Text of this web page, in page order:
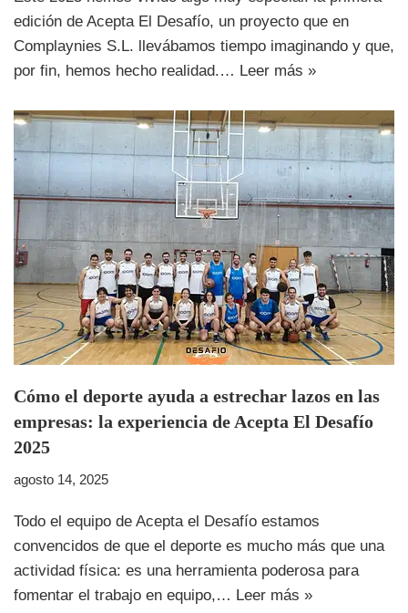
edición de Acepta El Desafío, un proyecto que en
Complaynies S.L. llevábamos tiempo imaginando y que,
por fin, hemos hecho realidad.… Leer más »
Cómo el deporte ayuda a estrechar lazos en las
empresas: la experiencia de Acepta El Desafío
2025
agosto 14, 2025
Todo el equipo de Acepta el Desafío estamos
convencidos de que el deporte es mucho más que una
actividad física: es una herramienta poderosa para
fomentar el trabajo en equipo,… Leer más »